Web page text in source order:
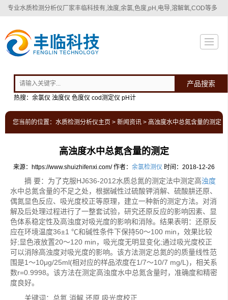
专业水质检测分析仪厂家丰临科技有,浊度,余氯,色度,pH,电导,溶解氧,COD等多
产品搜索
热搜：余氯仪 浊度仪 色度仪 cod测定仪 pH计
您当前的位置： 水质检测分析仪主页 > 新闻资讯 > 高浊度水中总氮含量的测定
高浊度水中总氮含量的测定
来源：https://www.shuizhifenxi.com/ 作者： 余氯检测仪 时间：2018-12-26
摘 要：为了克服HJ636-2012水质总氮的测定法中测定高浊度
水中总氮含量的不足之处，根据碱性过硫酸钾消解、硫酸肼还原、
偶氮显色反应、吸光度校正等原理，建立一种新的测定方法。对消
解及后处理过程进行了一整套试验，研究还原反应的影响因素、显
色体系稳定性及高浊度对吸光度的影响和消除。结果表明：还原反
应在环境温度36±1 ℃和碱性条件下保持50～100 min，效果比较
好;显色液放置20～120 min，吸光度无明显变化;通过吸光度校正
可以消除高浊度对吸光度的影响。该方法测定总氮的的质量线性范
围是1～10μg/25ml(相对应的样品浓度在1/7～10/7 mg/L)，相关系
数r=0.9998。该方法在测定高浊度水中总氮含量时，准确度和精密
度良好。
关键词：总氮 消解 还原 吸光度校正